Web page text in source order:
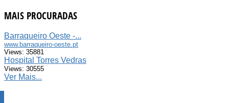
MAIS PROCURADAS
Barraqueiro Oeste -...
www.barraqueiro-oeste.pt
Views: 35881
Hospital Torres Vedras
Views: 30555
Ver Mais...